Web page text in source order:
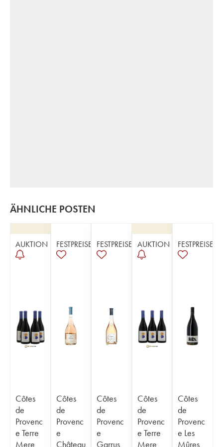
ÄHNLICHE POSTEN
AUKTION
Côtes
de
Provenc
e Terre
Mere
FESTPREISE
Côtes
de
Provenc
e
Château
FESTPREISE
Côtes
de
Provenc
e
Garrus
AUKTION
Côtes
de
Provenc
e Terre
Mere
FESTPREISE
Côtes
de
Provenc
e Les
Mûres